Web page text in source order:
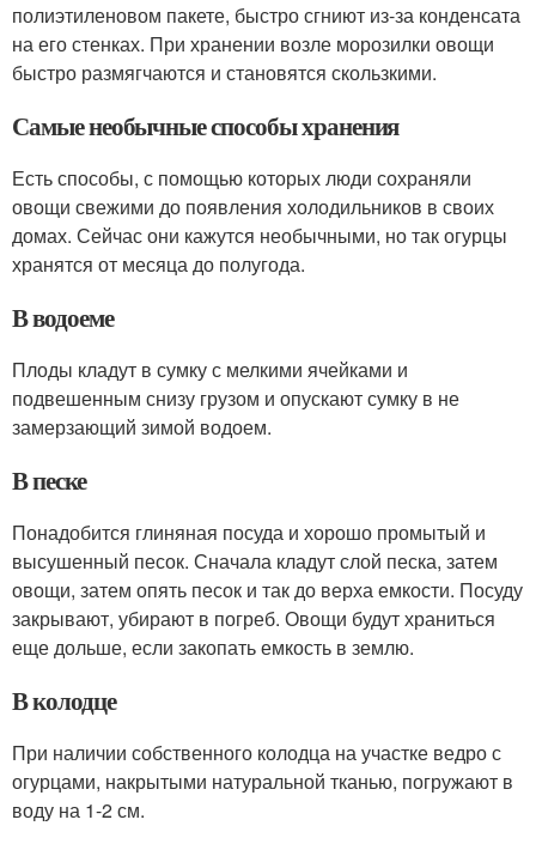
полиэтиленовом пакете, быстро сгниют из-за конденсата
на его стенках. При хранении возле морозилки овощи
быстро размягчаются и становятся скользкими.
Самые необычные способы хранения
Есть способы, с помощью которых люди сохраняли
овощи свежими до появления холодильников в своих
домах. Сейчас они кажутся необычными, но так огурцы
хранятся от месяца до полугода.
В водоеме
Плоды кладут в сумку с мелкими ячейками и
подвешенным снизу грузом и опускают сумку в не
замерзающий зимой водоем.
В песке
Понадобится глиняная посуда и хорошо промытый и
высушенный песок. Сначала кладут слой песка, затем
овощи, затем опять песок и так до верха емкости. Посуду
закрывают, убирают в погреб. Овощи будут храниться
еще дольше, если закопать емкость в землю.
В колодце
При наличии собственного колодца на участке ведро с
огурцами, накрытыми натуральной тканью, погружают в
воду на 1-2 см.